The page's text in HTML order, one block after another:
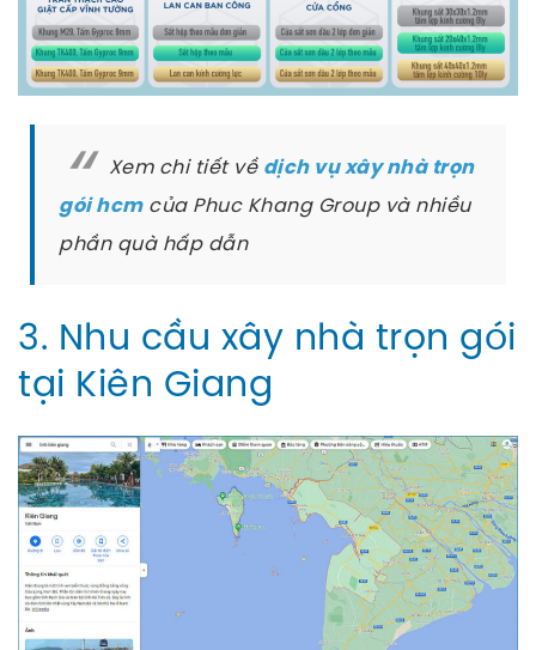
Xem chi tiết về dịch vụ xây nhà trọn
gói hcmcủa Phuc Khang Group và nhiều
phần quà hấp dẫn
3. Nhu cầu xây nhà trọn gói
tại Kiên Giang